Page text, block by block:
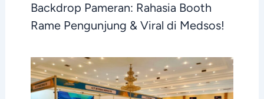
Backdrop Pameran: Rahasia Booth
Rame Pengunjung & Viral di Medsos!